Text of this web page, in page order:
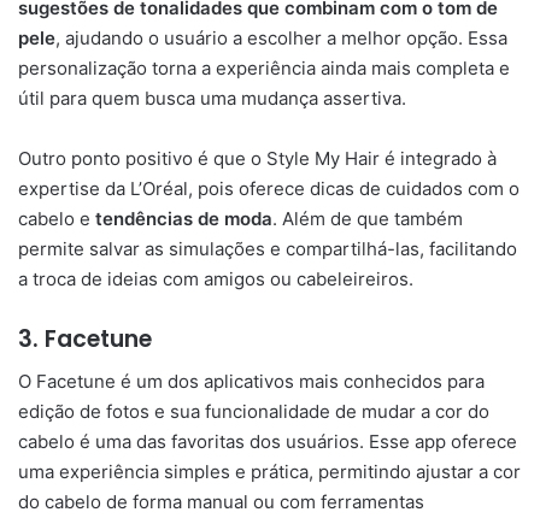
sugestões de tonalidades que combinam com o tom de
pele, ajudando o usuário a escolher a melhor opção. Essa
personalização torna a experiência ainda mais completa e
útil para quem busca uma mudança assertiva.
Outro ponto positivo é que o Style My Hair é integrado à
expertise da L’Oréal, pois oferece dicas de cuidados com o
cabelo e tendências de moda. Além de que também
permite salvar as simulações e compartilhá-las, facilitando
a troca de ideias com amigos ou cabeleireiros.
3. Facetune
O Facetune é um dos aplicativos mais conhecidos para
edição de fotos e sua funcionalidade de mudar a cor do
cabelo é uma das favoritas dos usuários. Esse app oferece
uma experiência simples e prática, permitindo ajustar a cor
do cabelo de forma manual ou com ferramentas